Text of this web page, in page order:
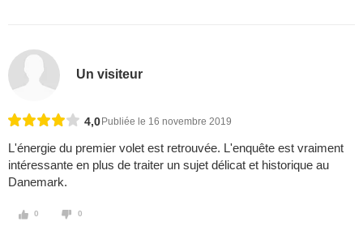
Un visiteur
4,0 Publiée le 16 novembre 2019
L'énergie du premier volet est retrouvée. L'enquête est vraiment
intéressante en plus de traiter un sujet délicat et historique au
Danemark.
0 0